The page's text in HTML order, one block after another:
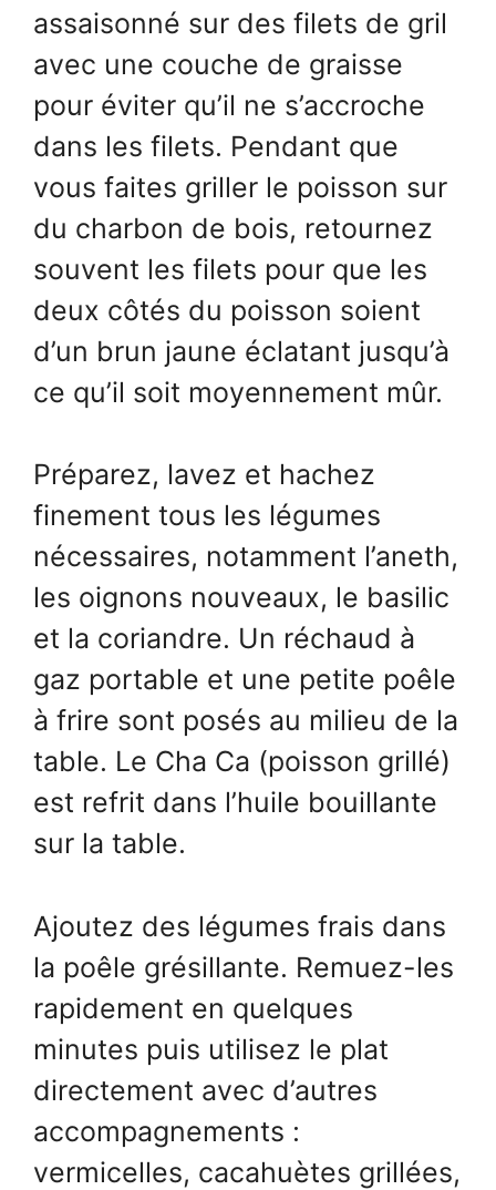
assaisonné sur des filets de gril
avec une couche de graisse
pour éviter qu’il ne s’accroche
dans les filets. Pendant que
vous faites griller le poisson sur
du charbon de bois, retournez
souvent les filets pour que les
deux côtés du poisson soient
d’un brun jaune éclatant jusqu’à
ce qu’il soit moyennement mûr.
Préparez, lavez et hachez
finement tous les légumes
nécessaires, notamment l’aneth,
les oignons nouveaux, le basilic
et la coriandre. Un réchaud à
gaz portable et une petite poêle
à frire sont posés au milieu de la
table. Le Cha Ca (poisson grillé)
est refrit dans l’huile bouillante
sur la table.
Ajoutez des légumes frais dans
la poêle grésillante. Remuez-les
rapidement en quelques
minutes puis utilisez le plat
directement avec d’autres
accompagnements :
vermicelles, cacahuètes grillées,